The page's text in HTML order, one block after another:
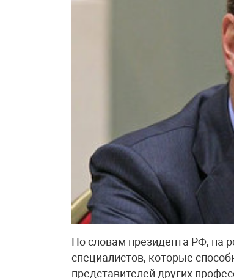
По словам президента РФ, на
специалистов, которые
представителей других